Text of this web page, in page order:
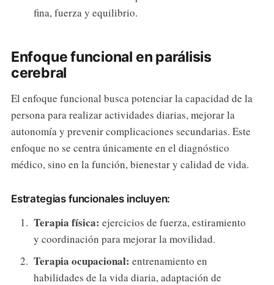
fina, fuerza y equilibrio.
Enfoque funcional en parálisis
cerebral
El enfoque funcional busca potenciar la capacidad de la
persona para realizar actividades diarias, mejorar la
autonomía y prevenir complicaciones secundarias. Este
enfoque no se centra únicamente en el diagnóstico
médico, sino en la función, bienestar y calidad de vida.
Estrategias funcionales incluyen:
Terapia física: ejercicios de fuerza, estiramiento
y coordinación para mejorar la movilidad.
Terapia ocupacional: entrenamiento en
habilidades de la vida diaria, adaptación de